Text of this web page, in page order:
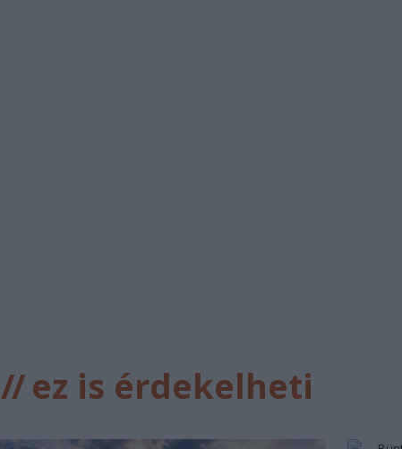
//ez is érdekelheti